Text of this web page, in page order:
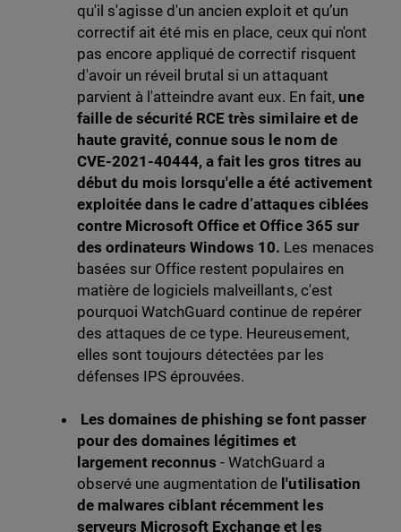
qu'il s'agisse d'un ancien exploit et qu’un
correctif ait été mis en place, ceux qui n'ont
pas encore appliqué de correctif risquent
d'avoir un réveil brutal si un attaquant
parvient à l'atteindre avant eux. En fait, une
faille de sécurité RCE très similaire et de
haute gravité, connue sous le nom de
CVE-2021-40444, a fait les gros titres au
début du mois lorsqu'elle a été activement
exploitée dans le cadre d’attaques ciblées
contre Microsoft Office et Office 365 sur
des ordinateurs Windows 10. Les menaces
basées sur Office restent populaires en
matière de logiciels malveillants, c'est
pourquoi WatchGuard continue de repérer
des attaques de ce type. Heureusement,
elles sont toujours détectées par les
défenses IPS éprouvées.
Les domaines de phishing se font passer
pour des domaines légitimes et
largement reconnus- WatchGuard a
observé une augmentation de l'utilisation
de malwares ciblant récemment les
serveurs Microsoft Exchange et les